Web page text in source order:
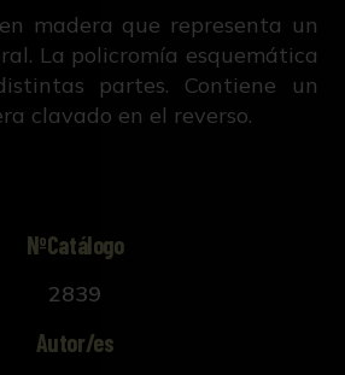
madera que representa un
La policromía esquemática
partes. Contiene un
clavado en el reverso.
NºCatálogo
2839
Autor/es